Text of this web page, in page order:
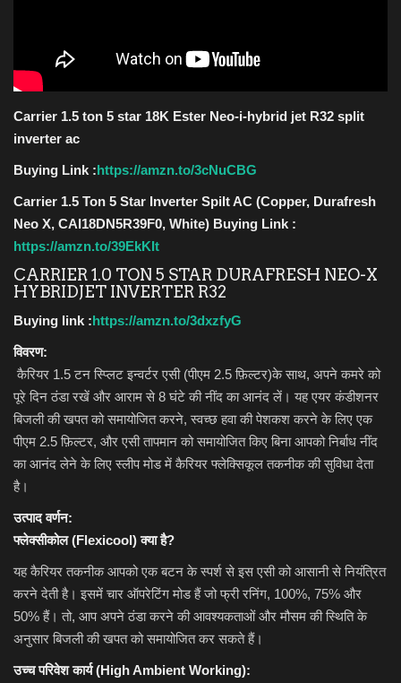
Unboxing Reviews
राशिफ़ल
Food
Spiritual
kids
Deals
Carrier 1.5 ton 5 star 18K Ester Neo-i-hybrid jet R32 split
inverter ac
Buying Link :https://amzn.to/3cNuCBG
Carrier 1.5 Ton 5 Star Inverter Spilt AC (Copper, Durafresh
Neo X, CAI18DN5R39F0, White) Buying Link :
https://amzn.to/39EkKIt
CARRIER 1.0 TON 5 STAR DURAFRESH NEO-X
HYBRIDJET INVERTER R32
Buying link :https://amzn.to/3dxzfyG
विवरण:
कैरियर 1.5 टन स्प्लिट इन्वर्टर एसी (पीएम 2.5 फ़िल्टर)के साथ, अपने कमरे को
पूरे दिन ठंडा रखें और आराम से 8 घंटे की नींद का आनंद लें। यह एयर कंडीशनर
बिजली की खपत को समायोजित करने, स्वच्छ हवा की पेशकश करने के लिए एक
पीएम 2.5 फ़िल्टर, और एसी तापमान को समायोजित किए बिना आपको निर्बाध नींद
का आनंद लेने के लिए स्लीप मोड में कैरियर फ्लेक्सिकूल तकनीक की सुविधा देता
है।
उत्पाद वर्णन:
फ्लेक्सीकोल (Flexicool) क्या है?
यह कैरियर तकनीक आपको एक बटन के स्पर्श से इस एसी को आसानी से नियंत्रित
करने देती है। इसमें चार ऑपरेटिंग मोड हैं जो फ्री रनिंग, 100%, 75% और
50% हैं। तो, आप अपने ठंडा करने की आवश्यकताओं और मौसम की स्थिति के
अनुसार बिजली की खपत को समायोजित कर सकते हैं।
उच्च परिवेश कार्य (High Ambient Working):